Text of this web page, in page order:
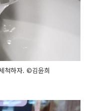
척하자. ©김윤희